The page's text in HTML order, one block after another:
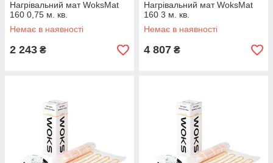
Нагрівальний мат WoksMat
160 0,75 м. кв.
Немає в наявності
2 243 ₴
Нагрівальний мат WoksMat
160 3 м. кв.
Немає в наявності
4 807 ₴